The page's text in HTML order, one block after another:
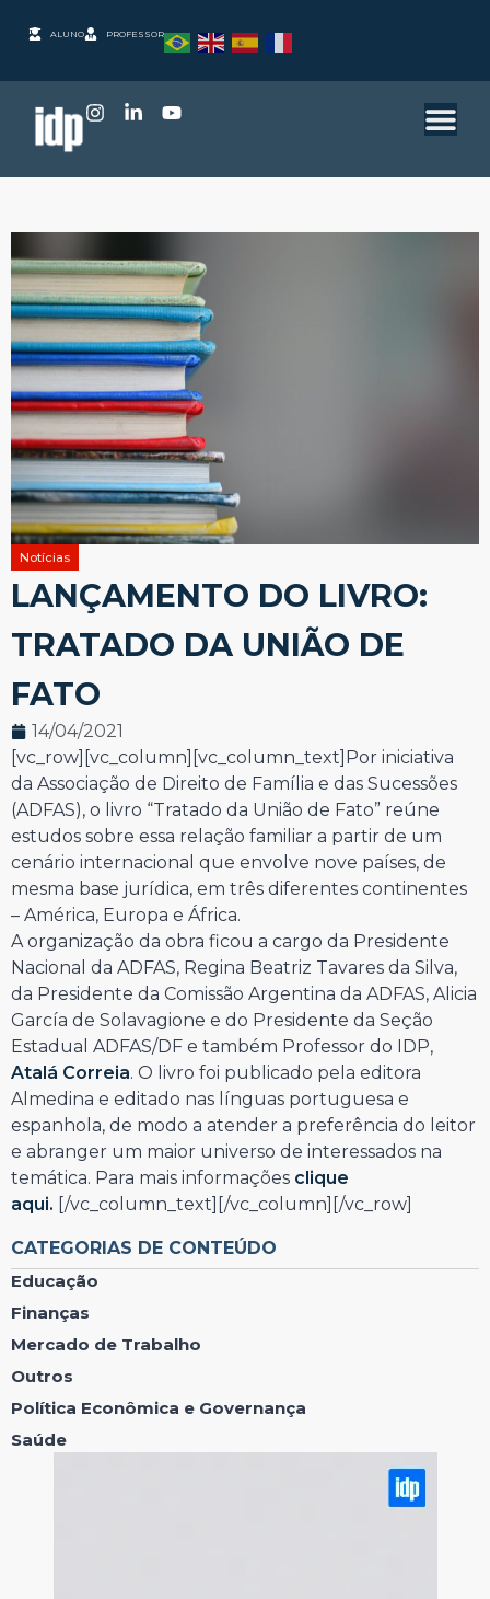
ALUNO PROFESSOR
Notícias
LANÇAMENTO DO LIVRO:
TRATADO DA UNIÃO DE
FATO
14/04/2021
[vc_row][vc_column][vc_column_text]Por iniciativa
da Associação de Direito de Família e das Sucessões
(ADFAS), o livro “Tratado da União de Fato” reúne
estudos sobre essa relação familiar a partir de um
cenário internacional que envolve nove países, de
mesma base jurídica, em três diferentes continentes
– América, Europa e África.
A organização da obra ficou a cargo da Presidente
Nacional da ADFAS, Regina Beatriz Tavares da Silva,
da Presidente da Comissão Argentina da ADFAS, Alicia
García de Solavagione e do Presidente da Seção
Estadual ADFAS/DF e também Professor do IDP,
Atalá Correia. O livro foi publicado pela editora
Almedina e editado nas línguas portuguesa e
espanhola, de modo a atender a preferência do leitor
e abranger um maior universo de interessados na
temática. Para mais informações clique
aqui. [/vc_column_text][/vc_column][/vc_row]
CATEGORIAS DE CONTEÚDO
Educação
Finanças
Mercado de Trabalho
Outros
Política Econômica e Governança
Saúde